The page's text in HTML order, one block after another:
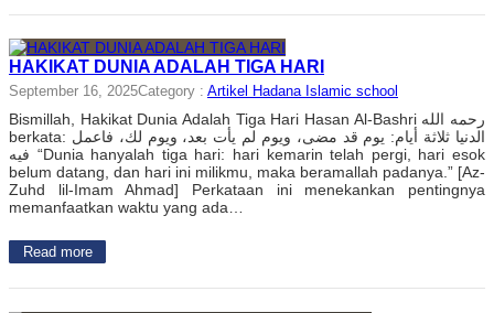
HAKIKAT DUNIA ADALAH TIGA HARI
September 16, 2025Category : Artikel Hadana Islamic school
Bismillah, Hakikat Dunia Adalah Tiga Hari Hasan Al-Bashri رحمه الله
berkata: الدنيا ثلاثة أيام: يوم قد مضى، ويوم لم يأت بعد، ويوم لك، فاعمل
فيه “Dunia hanyalah tiga hari: hari kemarin telah pergi, hari esok
belum datang, dan hari ini milikmu, maka beramallah padanya.” [Az-
Zuhd lil-Imam Ahmad] Perkataan ini menekankan pentingnya
memanfaatkan waktu yang ada…
Read more